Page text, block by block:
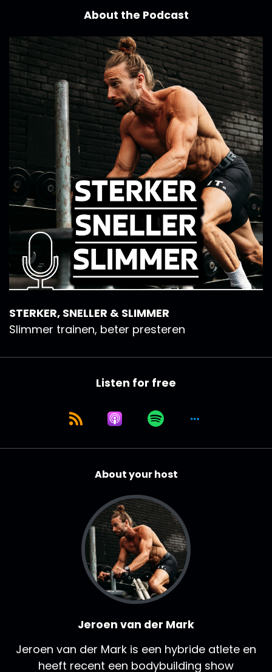
About the Podcast
STERKER, SNELLER & SLIMMER
Slimmer trainen, beter presteren
Listen for free
About your host
Jeroen van der Mark
Jeroen van der Mark is een hybride atlete en
heeft recent een bodybuilding show